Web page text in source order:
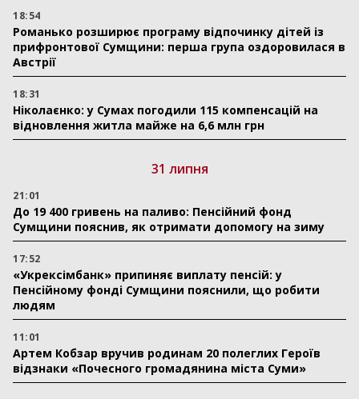
18:54
Романько розширює програму відпочинку дітей із
прифронтової Сумщини: перша група оздоровилася в
Австрії
18:31
Ніколаєнко: у Сумах погодили 115 компенсацій на
відновлення житла майже на 6,6 млн грн
31 липня
21:01
До 19 400 гривень на паливо: Пенсійний фонд
Сумщини пояснив, як отримати допомогу на зиму
17:52
«Укрексімбанк» припиняє виплату пенсій: у
Пенсійному фонді Сумщини пояснили, що робити
людям
11:01
Артем Кобзар вручив родинам 20 полеглих Героїв
відзнаки «Почесного громадянина міста Суми»